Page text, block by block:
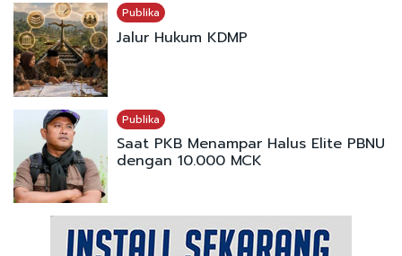
Publika
Jalur Hukum KDMP
Publika
Saat PKB Menampar Halus Elite PBNU
dengan 10.000 MCK